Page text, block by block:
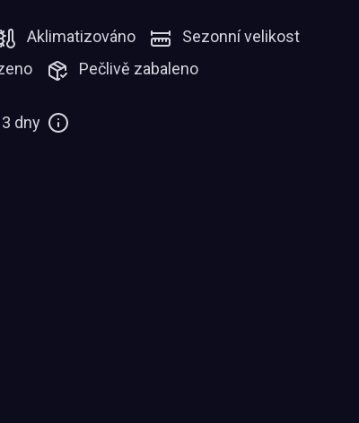
Aklimatizováno
Sezonní velikost
Pečlivě zabaleno
dny